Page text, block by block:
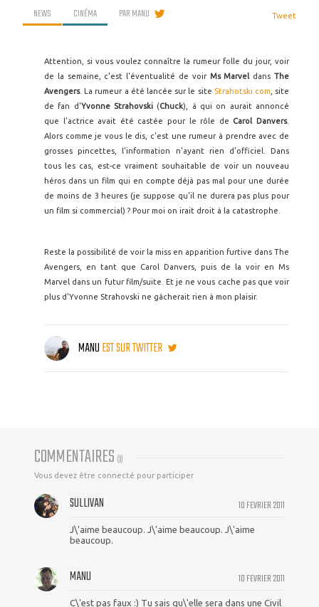
NEWS CINÉMA PARMANU Tweet
Attention, si vous voulez connaître la rumeur folle du jour, voir
de la semaine, c'est l'éventualité de voir Ms Marvel dansThe
Avengers. La rumeur a été lancée sur le site Strahotski.com , site
de fan d'Yvonne Strahovski (Chuck), à qui on aurait annoncé
que l'actrice avait été castée pour le rôle de Carol Danvers.
Alors comme je vous le dis, c'est une rumeur à prendre avec de
grosses pincettes, l'information n'ayant rien d'officiel. Dans
tous les cas, est-ce vraiment souhaitable de voir un nouveau
héros dans un film qui en compte déjà pas mal pour une durée
de moins de 3 heures (je suppose qu'il ne durera pas plus pour
un film si commercial) ? Pour moi on irait droit à la catastrophe.
Reste la possibilité de voir la miss en apparition furtive dans The
Avengers, en tant que Carol Danvers, puis de la voir en Ms
Marvel dans un futur film/suite. Et je ne vous cache pas que voir
plus d'Yvonne Strahovski ne gâcherait rien à mon plaisir.
MANUEST SUR TWITTER
COMMENTAIRES (3)
Vous devez être connecté pour participer
10 FEVRIER 2011
SULLIVAN
J\'aime beaucoup. J\'aime beaucoup. J\'aime
beaucoup.
10 FEVRIER 2011
MANU
C\'est pas faux :) Tu sais qu\'elle sera dans une Civil